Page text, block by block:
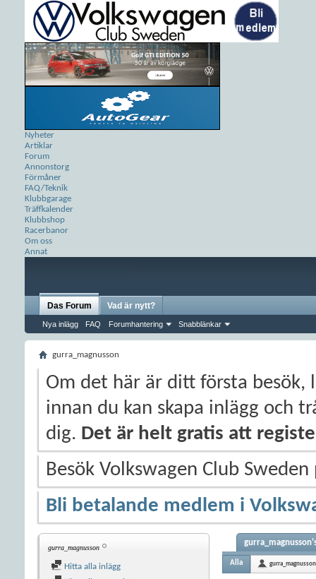
Nyheter
Artiklar
Forum
Annonstorg
Förmåner
FAQ/Teknik
Klubbgarage
Träffkalender
Klubbshop
Racerbanor
Om oss
Annat
Das Forum
Nya inlägg FAQ Forumhantering Snabblänkar
Vad är nytt?
gurra_magnusson
Om det här är ditt första besök,
innan du kan skapa inlägg och
dig. Det är helt gratis att
Besök Volkswagen Club
Bli betalande medlem i
gurra_magnusson
Hitta alla inlägg
Alla gurra_magnusson